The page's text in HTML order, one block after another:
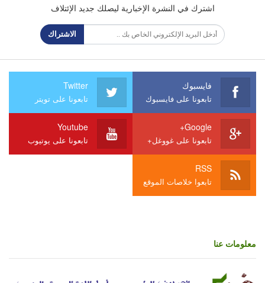
اشترك في النشرة الإخبارية ليصلك جديد الإئتلاف
الاشتراك
فايسبوك
تابعونا على فايسبوك
Twitter
تابعونا على تويتر
Google+
تابعونا على غووغل+
Youtube
تابعونا على يوتيوب
RSS
تابعوا خلاصات الموقع
معلومات عنا